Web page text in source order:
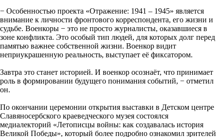
− Особенностью проекта «Отражение: 1941 – 1945» является
внимание к личности фронтового корреспондента, его жизни и
судьбе. Военкоры − это не просто журналисты, оказавшиеся в
зоне конфликта. Это особый тип людей, для которых долг перед
памятью важнее собственной жизни. Военкор видит
неприукрашенную реальность, выступает её фиксатором.
Завтра это станет историей. И военкор осознаёт, что принимает
роль в формировании будущего понимания событий, − отметил
он.
По окончании церемонии открытия выставки в Детском центре
Славяносербского краеведческого музея состоялся
медиалекторий «Летописцы войны: как создавалась история
Великой Победы», который более подробно ознакомил зрителей